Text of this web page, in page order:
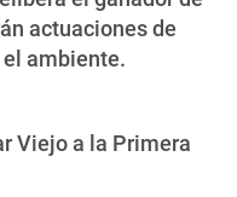
actuaciones de
ambiente.
Viejo a la Primera